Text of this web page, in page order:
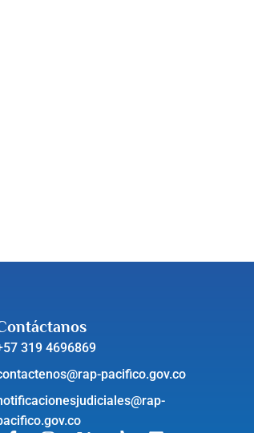
319 4696869
pacifico.gov.co